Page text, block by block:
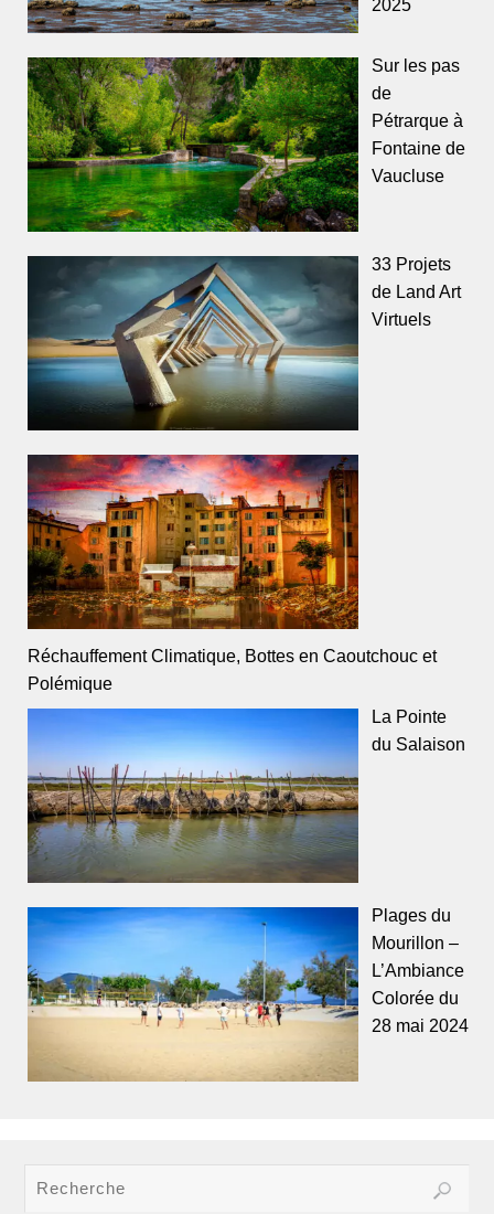
2025
Sur les pas
de
Pétrarque à
Fontaine de
Vaucluse
33 Projets
de Land Art
Virtuels
Réchauffement Climatique, Bottes en Caoutchouc et
Polémique
La Pointe
du Salaison
Plages du
Mourillon –
L’Ambiance
Colorée du
28 mai 2024